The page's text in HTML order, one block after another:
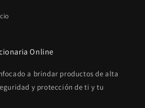
Online
a brindar productos de alta
y protección de ti y tu